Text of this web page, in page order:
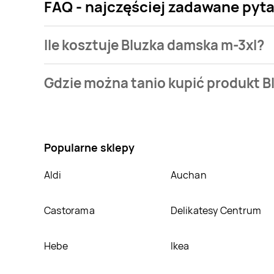
FAQ - najczęściej zadawane
Ile kosztuje Bluzka damska m-3xl?
mamy w naszej bazie jest z sieci Selgros. Bluzka
Gdzie można tanio kupić produkt
Popularne sklepy
Aldi Auchan
Castorama Delikatesy Centrum
Hebe Ikea